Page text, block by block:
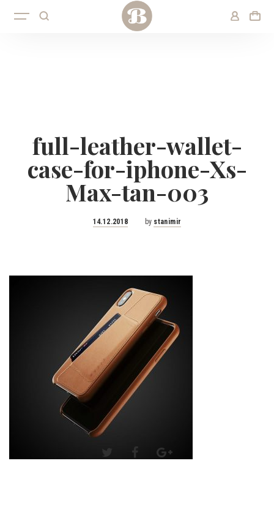
full-leather-wallet-
case-for-iphone-Xs-
Max-tan-003
Posted
14.12.2018 by stanimir